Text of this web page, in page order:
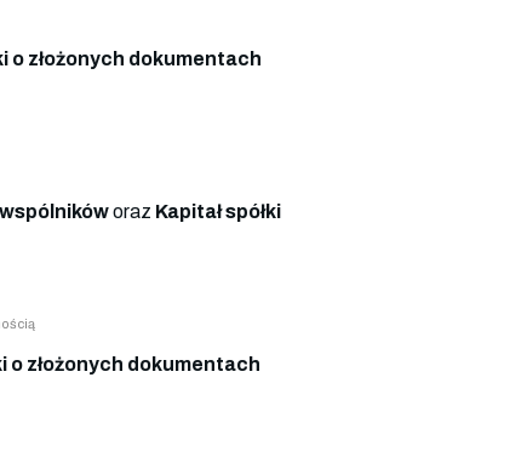
o złożonych dokumentach
oraz Kapitał spółki
o złożonych dokumentach